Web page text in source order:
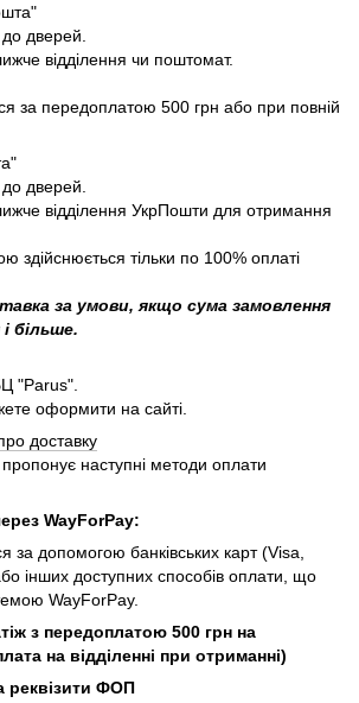
дверей.
відділення чи поштомат.
за передоплатою 500 грн або при повній
дверей.
відділення УкрПошти для отримання
здійснюється тільки по 100% оплаті
за умови, якщо сума замовлення
більше.
"Parus".
оформити на сайті.
доставку
наступні методи оплати
WayForPay:
за допомогою банківських карт (Visa,
інших доступних способів оплати, що
WayForPay.
з передоплатою 500 грн на
на відділенні при отриманні)
реквізити ФОП